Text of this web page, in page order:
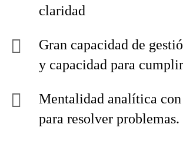
claridad
Gran capacidad de
y capacidad para
Mentalidad analítica con
para resolver problemas.